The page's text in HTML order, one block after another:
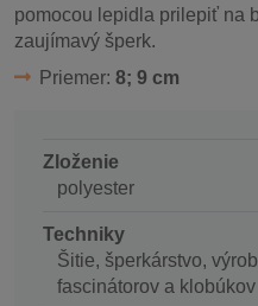
pomocou lepidla prilepiť na
zaujímavý šperk.
Priemer: 8; 9 cm
Zloženie
polyester
Techniky
Šitie, šperkárstvo,
fascinátorov a klobúkov